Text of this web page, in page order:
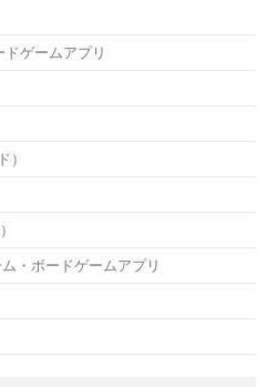
ドゲームアプリ
）
・ボードゲームアプリ